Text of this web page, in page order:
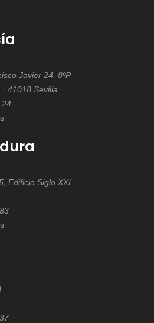
Javier 24, 8ºP
41018 Sevilla
Edificio Siglo XXI